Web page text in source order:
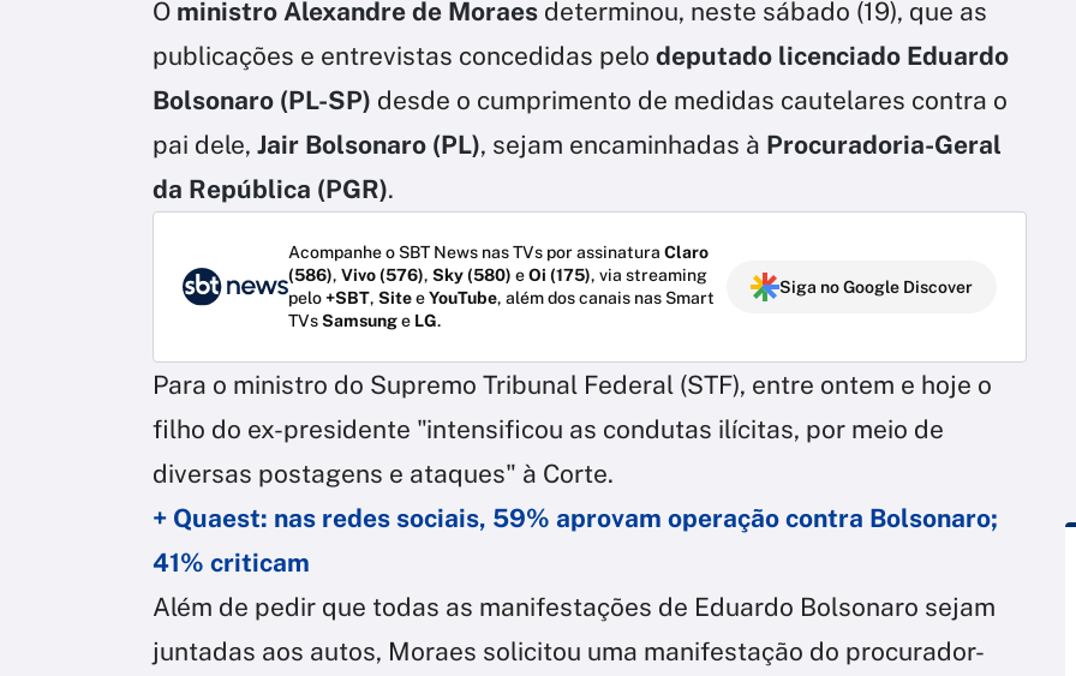
O ministro Alexandre de Moraes determinou, neste sábado (19), que as
publicações e entrevistas concedidas pelo deputado licenciado Eduardo
Bolsonaro (PL-SP) desde o cumprimento de medidas cautelares contra o
pai dele, Jair Bolsonaro (PL), sejam encaminhadas à Procuradoria-Geral
da República (PGR).
Acompanhe o SBT News nas TVs por assinatura Claro
(586), Vivo (576), Sky (580) eOi (175), via streaming
pelo+SBT, SiteeYouTube, além dos canais nas Smart
TVsSamsunge LG.
Siga no Google Discover
Para o ministro do Supremo Tribunal Federal (STF), entre ontem e hoje o
filho do ex-presidente "intensificou as condutas ilícitas, por meio de
diversas postagens e ataques" à Corte.
+ Quaest: nas redes sociais, 59% aprovam operação contra Bolsonaro;
41% criticam
Além de pedir que todas as manifestações de Eduardo Bolsonaro sejam
juntadas aos autos, Moraes solicitou uma manifestação do procurador-